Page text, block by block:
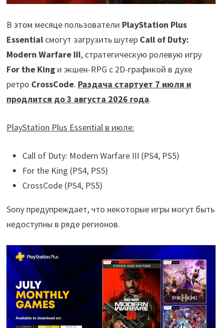
В этом месяце пользователи PlayStation Plus
Essentialсмогут загрузить шутер Call of Duty:
Modern Warfare III, стратегическую ролевую игру
For the King и экшен-RPG с 2D-графикой в духе
ретро CrossCode. Раздача стартует 7 июля и
продлится до 3 августа 2026 года.
PlayStation Plus Essential в июле:
Call of Duty: Modern Warfare III (PS4, PS5)
For the King (PS4, PS5)
CrossCode (PS4, PS5)
Sony предупреждает, что некоторые игры могут быть
недоступны в ряде регионов.